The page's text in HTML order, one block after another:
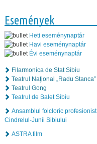
Események
Heti eseménynaptár
Havi eseménynaptár
Évi eseménynaptár
Filarmonica de Stat Sibiu
Teatrul Naţional „Radu Stanca”
Teatrul Gong
Teatrul de Balet Sibiu
Ansamblul folcloric profesionist
Cindrelul-Junii Sibiului
ASTRA film